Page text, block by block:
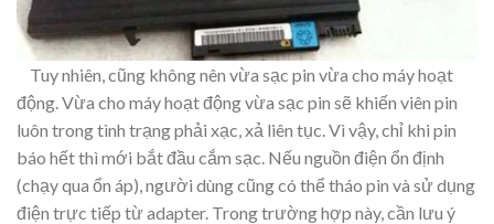
Tuy nhiên, cũng không nên vừa sạc pin vừa cho máy hoạt
động. Vừa cho máy hoạt động vừa sạc pin sẽ khiến viên pin
luôn trong tình trạng phải xạc, xả liên tục. Vì vậy, chỉ khi pin
báo hết thì mới bắt đầu cắm sạc. Nếu nguồn điện ổn định
(chạy qua ổn áp), người dùng cũng có thể tháo pin và sử dụng
điện trực tiếp từ adapter. Trong trường hợp này, cần lưu ý